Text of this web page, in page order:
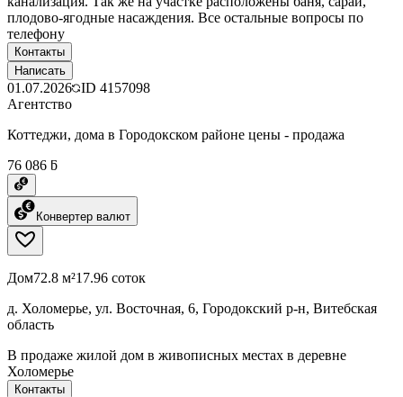
плодово-ягодные насаждения. Все остальные вопросы по
телефону
Контакты
Написать
01.07.2026 ID 4157098
Агентство
Коттеджи, дома в Городокском районе цены - продажа
76 086 ƃ
Конвертер валют
Дом72.8 м²17.96 соток
д. Холомерье, ул. Восточная, 6, Городокский р-н, Витебская
область
В продаже жилой дом в живописных местах в деревне
Холомерье
Контакты